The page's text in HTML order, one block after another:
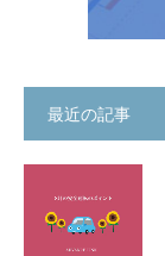
最近の記事